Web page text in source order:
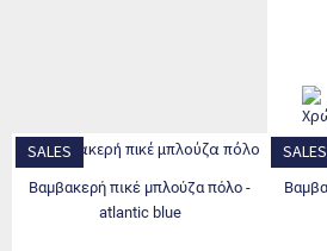
SALES
βαμβακερή πικέ μπλούζα πόλο -
atlantic blue
SALES
βαμβακερή πικέ μπλούζα πόλο -